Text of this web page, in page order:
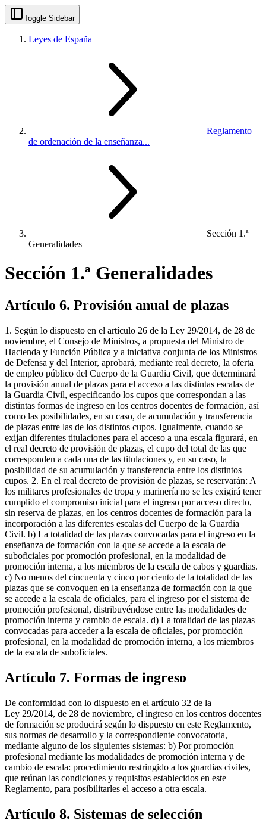
Toggle Sidebar
Leyes de España
Reglamento
de ordenación de la enseñanza...
Sección 1.ª
Generalidades
Sección 1.ª Generalidades
Artículo 6. Provisión anual de plazas
1. Según lo dispuesto en el artículo 26 de la Ley 29/2014, de 28 de
noviembre, el Consejo de Ministros, a propuesta del Ministro de
Hacienda y Función Pública y a iniciativa conjunta de los Ministros
de Defensa y del Interior, aprobará, mediante real decreto, la oferta
de empleo público del Cuerpo de la Guardia Civil, que determinará
la provisión anual de plazas para el acceso a las distintas escalas de
la Guardia Civil, especificando los cupos que correspondan a las
distintas formas de ingreso en los centros docentes de formación, así
como las posibilidades, en su caso, de acumulación y transferencia
de plazas entre las de los distintos cupos. Igualmente, cuando se
exijan diferentes titulaciones para el acceso a una escala figurará, en
el real decreto de provisión de plazas, el cupo del total de las que
corresponden a cada una de las titulaciones y, en su caso, la
posibilidad de su acumulación y transferencia entre los distintos
cupos. 2. En el real decreto de provisión de plazas, se reservarán: A
los militares profesionales de tropa y marinería no se les exigirá tener
cumplido el compromiso inicial para el ingreso por acceso directo,
sin reserva de plazas, en los centros docentes de formación para la
incorporación a las diferentes escalas del Cuerpo de la Guardia
Civil. b) La totalidad de las plazas convocadas para el ingreso en la
enseñanza de formación con la que se accede a la escala de
suboficiales por promoción profesional, en la modalidad de
promoción interna, a los miembros de la escala de cabos y guardias.
c) No menos del cincuenta y cinco por ciento de la totalidad de las
plazas que se convoquen en la enseñanza de formación con la que
se accede a la escala de oficiales, para el ingreso por el sistema de
promoción profesional, distribuyéndose entre las modalidades de
promoción interna y cambio de escala. d) La totalidad de las plazas
convocadas para acceder a la escala de oficiales, por promoción
profesional, en la modalidad de promoción interna, a los miembros
de la escala de suboficiales.
Artículo 7. Formas de ingreso
De conformidad con lo dispuesto en el artículo 32 de la
Ley 29/2014, de 28 de noviembre, el ingreso en los centros docentes
de formación se producirá según lo dispuesto en este Reglamento,
sus normas de desarrollo y la correspondiente convocatoria,
mediante alguno de los siguientes sistemas: b) Por promoción
profesional mediante las modalidades de promoción interna y de
cambio de escala: procedimiento restringido a los guardias civiles,
que reúnan las condiciones y requisitos establecidos en este
Reglamento, para posibilitarles el acceso a otra escala.
Artículo 8. Sistemas de selección